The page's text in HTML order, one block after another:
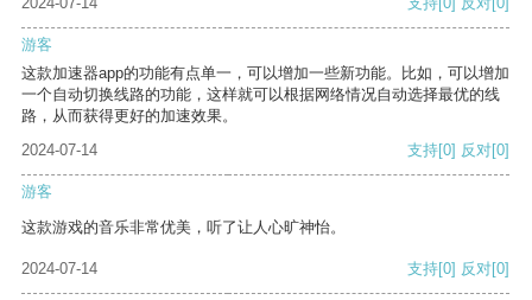
游客
这款加速器app的功能有点单一，可以增加一些新功能。比如，可以增加
一个自动切换线路的功能，这样就可以根据网络情况自动选择最优的线
路，从而获得更好的加速效果。
2024-07-14
支持[0] 反对[0]
游客
这款游戏的音乐非常优美，听了让人心旷神怡。
2024-07-14 支持[0] 反对[0]